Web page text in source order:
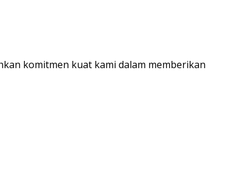
komitmen kuat kami dalam memberikan